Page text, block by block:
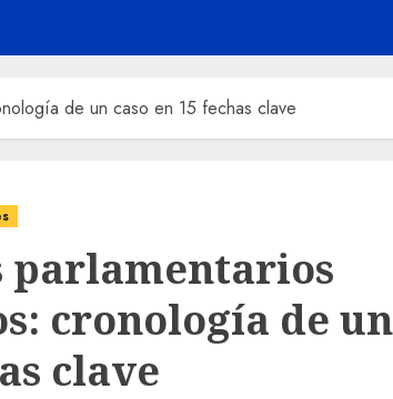
de un caso en 15 fechas clave
parlamentarios
cronología de
clave